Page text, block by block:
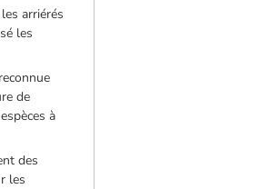
arriérés
les
de
à
des
les